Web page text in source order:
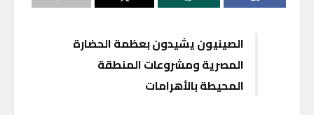
الصينيون يشيدون بعظمة الحضارة
المصرية ومشروعات المنطقة
المحيطة بالأهرامات